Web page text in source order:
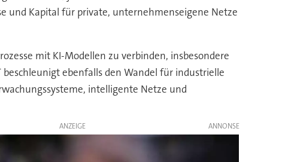
und Kapital für private, unternehmenseigene Netze
mit KI-Modellen zu verbinden, insbesondere
beschleunigt ebenfalls den Wandel für industrielle
intelligente Netze und
ANZEIGE